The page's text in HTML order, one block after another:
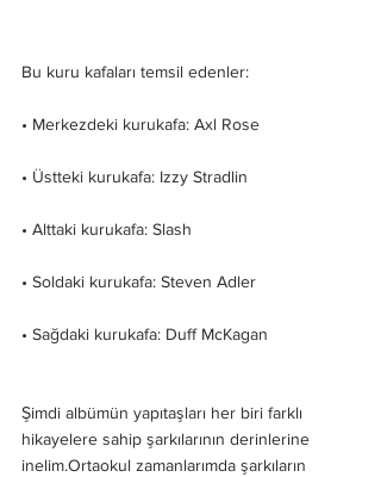
Bu kuru kafaları temsil edenler:
• Merkezdeki kurukafa: Axl Rose
• Üstteki kurukafa: Izzy Stradlin
• Alttaki kurukafa: Slash
• Soldaki kurukafa: Steven Adler
• Sağdaki kurukafa: Duff McKagan
Şimdi albümün yapıtaşları her biri farklı
hikayelere sahip şarkılarının derinlerine
inelim.Ortaokul zamanlarımda şarkıların